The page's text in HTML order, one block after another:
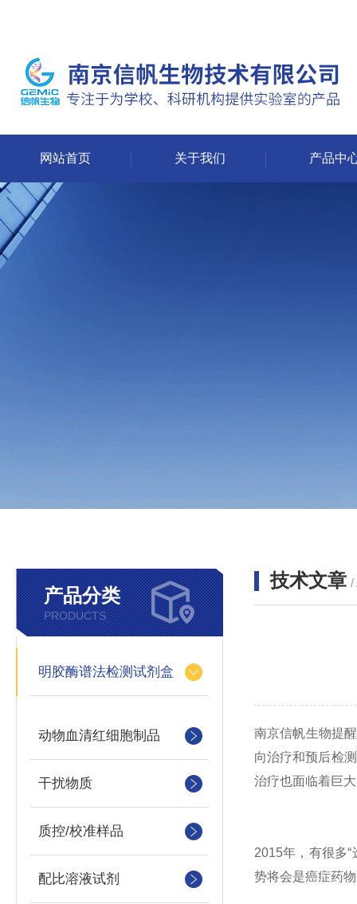
网站首页 关于我们 产品中
产品分类
PRODUCTS
明胶酶谱法检测试剂盒
动物血清红细胞制品
干扰物质
质控/校准样品
配比溶液试剂
技术文章 /
南京信帆生物提
向治疗和预后检
治疗也面临着巨
2015年，有很多
势将会是癌症药